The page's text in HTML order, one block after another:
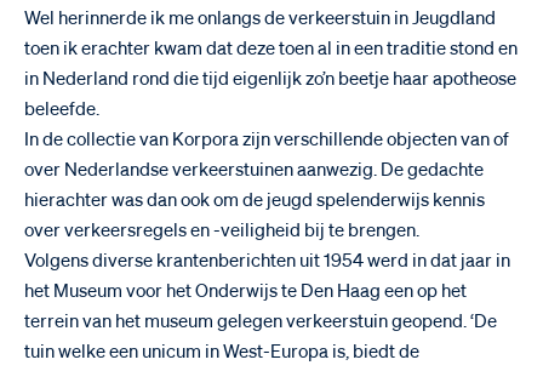
Wel herinnerde ik me onlangs de verkeerstuin in Jeugdland
toen ik erachter kwam dat deze toen al in een traditie stond en
in Nederland rond die tijd eigenlijk zo’n beetje haar apotheose
beleefde.
In de collectie van Korpora zijn verschillende objecten van of
over Nederlandse verkeerstuinen aanwezig. De gedachte
hierachter was dan ook om de jeugd spelenderwijs kennis
over verkeersregels en -veiligheid bij te brengen.
Volgens diverse krantenberichten uit 1954 werd in dat jaar in
het Museum voor het Onderwijs te Den Haag een op het
terrein van het museum gelegen verkeerstuin geopend. ‘De
tuin welke een unicum in West-Europa is, biedt de